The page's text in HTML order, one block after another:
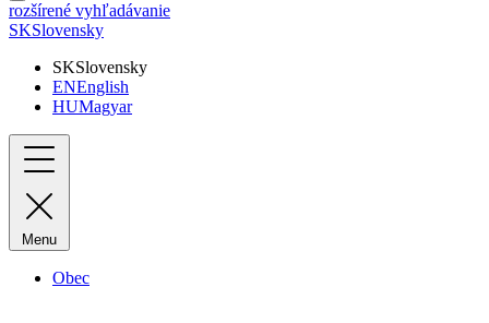
rozšírené vyhľadávanie
SKSlovensky
SKSlovensky
ENEnglish
HUMagyar
Menu
Obec